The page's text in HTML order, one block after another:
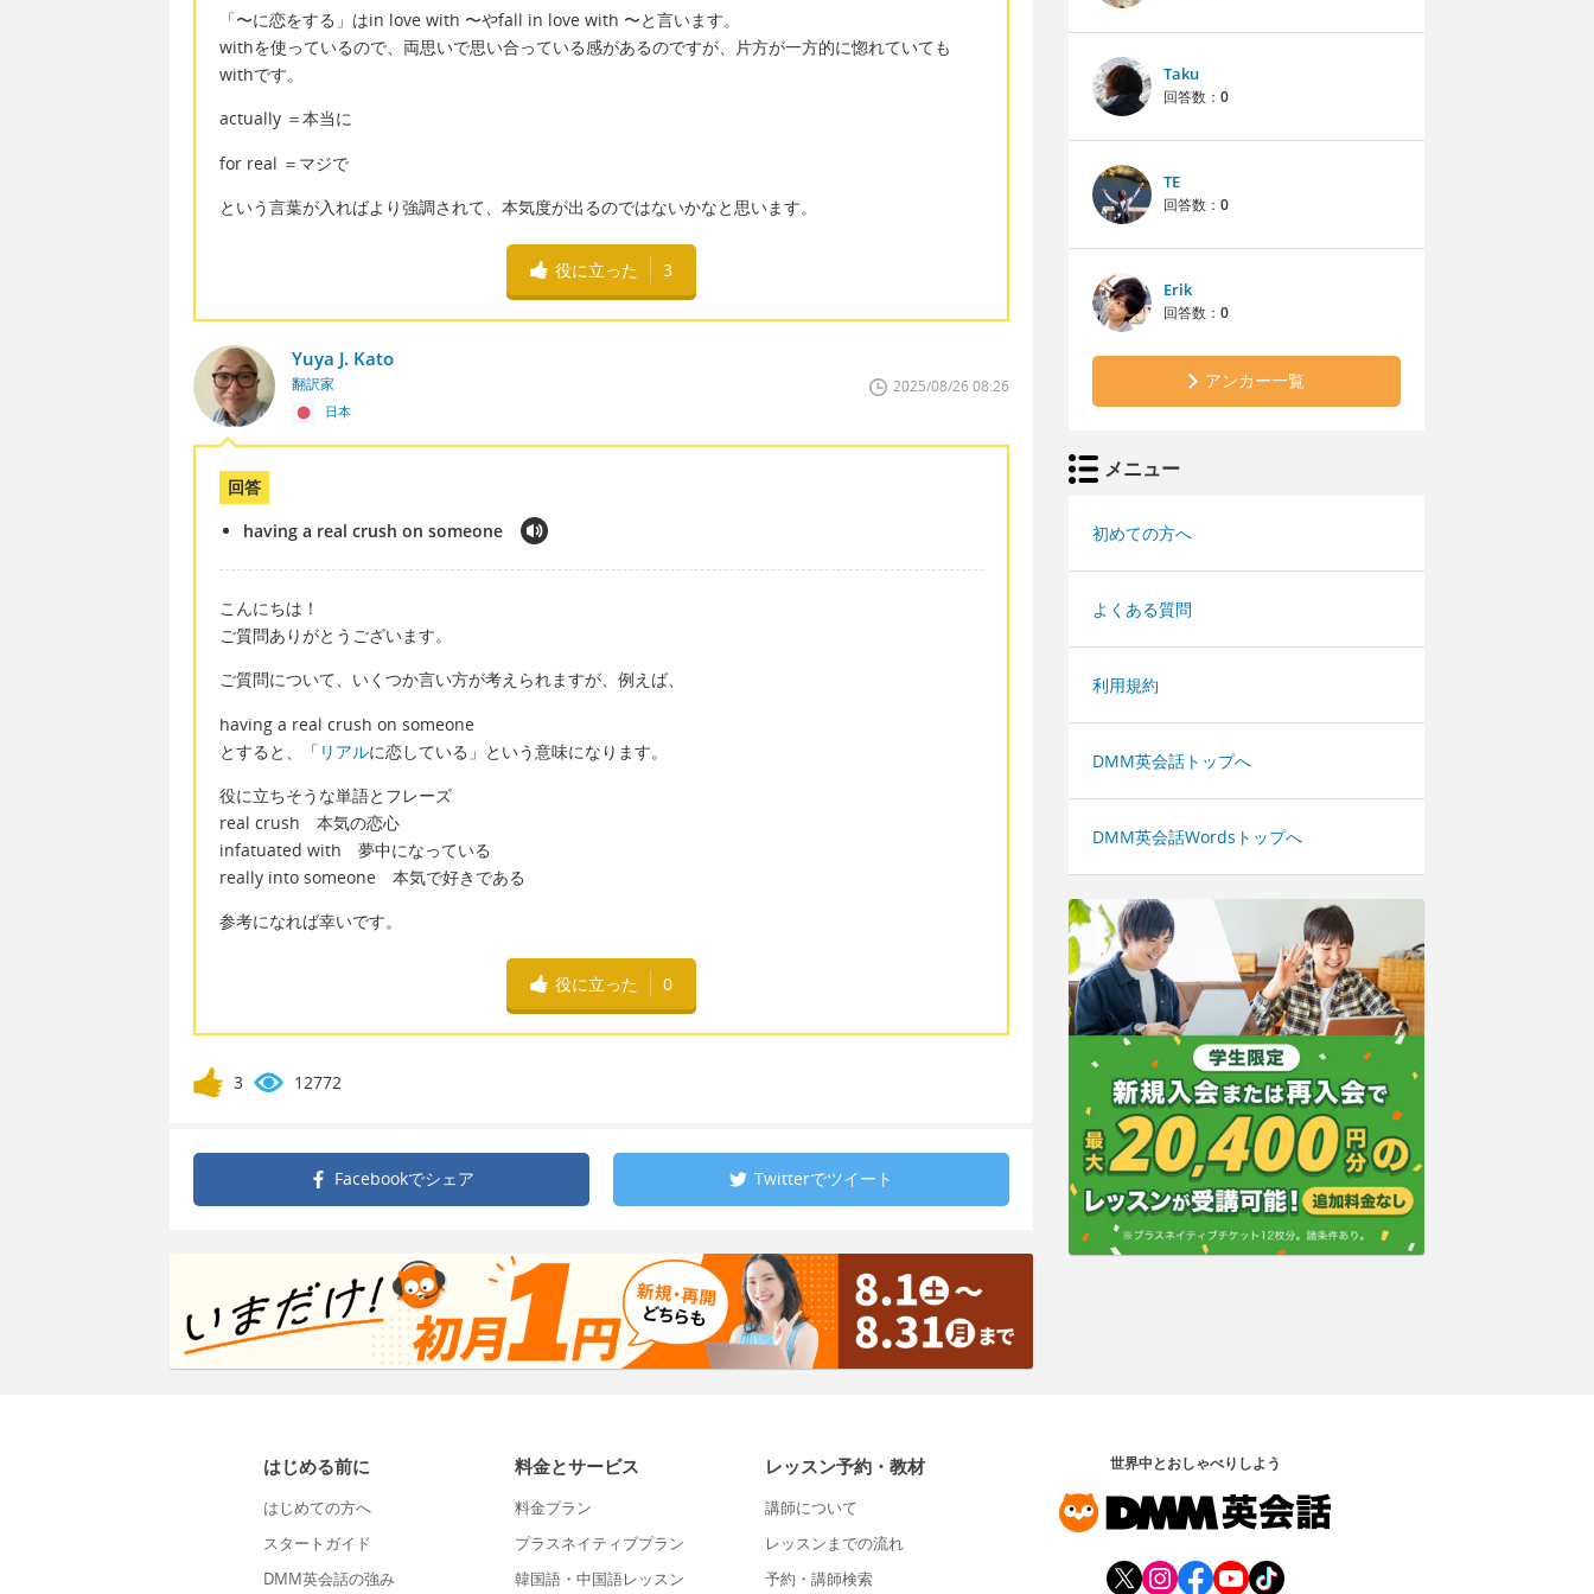
「〜に恋をする」はin love with 〜やfall in love with 〜と言います。
withを使っているので、両思いで思い合っている感があるのですが、片方が一方的に惚れていても
withです。
actually ＝本当に
for real ＝マジで
という言葉が入ればより強調されて、本気度が出るのではないかなと思います。
役に立った 3
Yuya J. Kato
翻訳家
日本
2025/08/26 08:26
回答
having a real crush on someone
こんにちは！
ご質問ありがとうございます。
ご質問について、いくつか言い方が考えられますが、例えば、
having a real crush on someone
とすると、「 リアルに恋している」という意味になります。
役に立ちそうな単語とフレーズ
real crush 本気の恋心
infatuated with 夢中になっている
really into someone 本気で好きである
参考になれば幸いです。
役に立った 0
3 12772
Facebookでシェア Twitterでツイート
Taku
回答数： 0
TE
回答数： 0
Erik
回答数： 0
アンカー一覧
メニュー
初めての方へ
よくある質問
利用規約
DMM英会話トップへ
DMM英会話Wordsトップへ
はじめる前に
はじめての方へ
スタートガイド
DMM英会話の強み
料金とサービス
料金プラン
プラスネイティブプラン
韓国語・中国語レッスン
レッスン予約・教材
講師について
レッスンまでの流れ
予約・講師検索
世界中とおしゃべりしよう